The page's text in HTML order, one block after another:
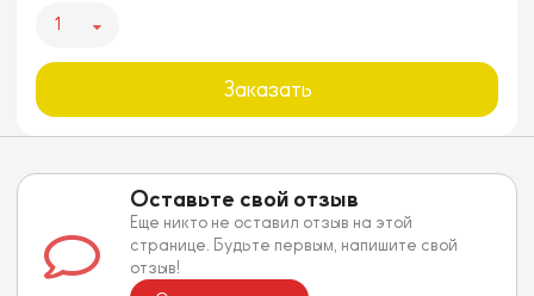
1
Заказать
Оставьте свой отзыв
Еще никто не оставил отзыв на этой
странице. Будьте первым, напишите свой
отзыв!